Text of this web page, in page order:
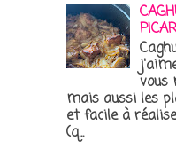
vous
mais aussi les
et facile à
(q...